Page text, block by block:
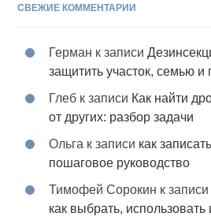
СВЕЖИЕ КОММЕНТАРИИ
Герман к записи
защитить участок, семью и
Глеб к записи Как найти
от других: разбор задачи
Ольга к записи как
пошаговое руководство
Тимофей Сорокин к записи
как выбрать,